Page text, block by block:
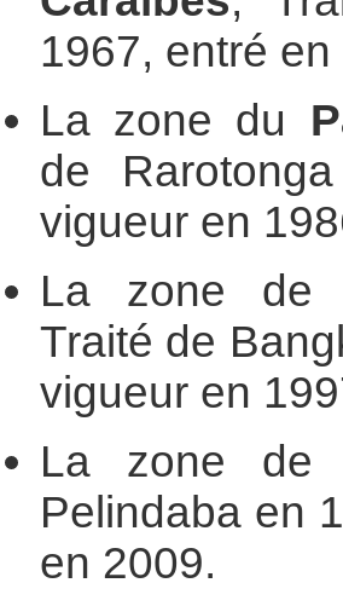
1967, entré
La zone du
de
vigueur en
La zone de
Traité de
vigueur en
La zone de
Pelindaba en
en 2009.